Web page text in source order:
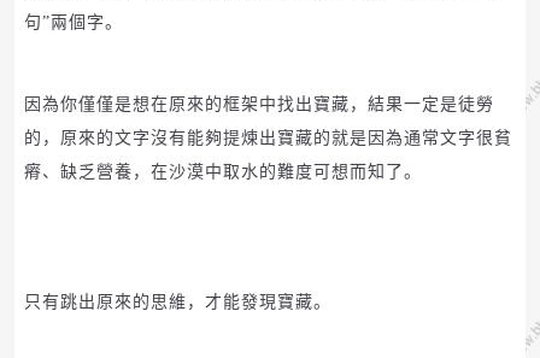
句”兩個字。
因為你僅僅是想在原來的框架中找出寶藏，結果一定是徒勞
的，原來的文字沒有能夠提煉出寶藏的就是因為通常文字很貧
瘠、缺乏營養，在沙漠中取水的難度可想而知了。
只有跳出原來的思維，才能發現寶藏。